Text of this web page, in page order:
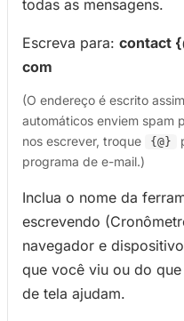
todas as mensagens.
Escreva para: contact
com
(O endereço é escrito
automáticos enviem spam
nos escrever, troque
{@}
programa de e-mail.)
Inclua o nome da
escrevendo
navegador e
que você viu ou do
de tela ajudam.